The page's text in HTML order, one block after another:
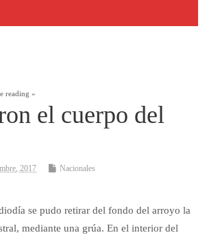
reading »
el cuerpo del
2017 Nacionales
se pudo retirar del fondo del arroyo la
mediante una grúa. En el interior del